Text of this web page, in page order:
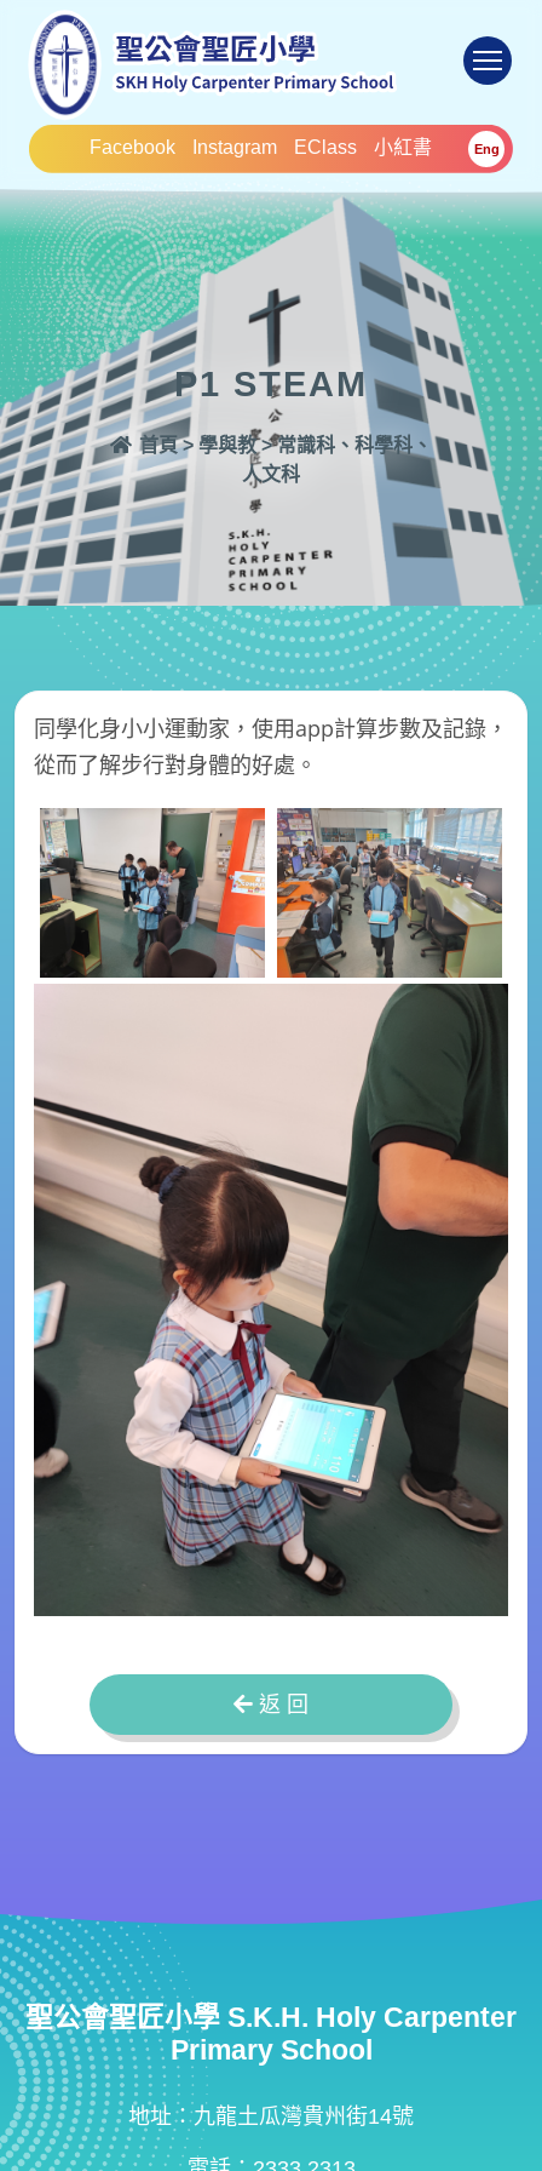
Facebook Instagram EClass 小紅書 Eng
P1 STEAM
首頁 > 學與教 > 常識科、科學科、
人文科
同學化身小小運動家，使用app計算步數及記錄，
從而了解步行對身體的好處。
返 回
聖公會聖匠小學 S.K.H. Holy Carpenter
Primary School
地址：九龍土瓜灣貴州街14號